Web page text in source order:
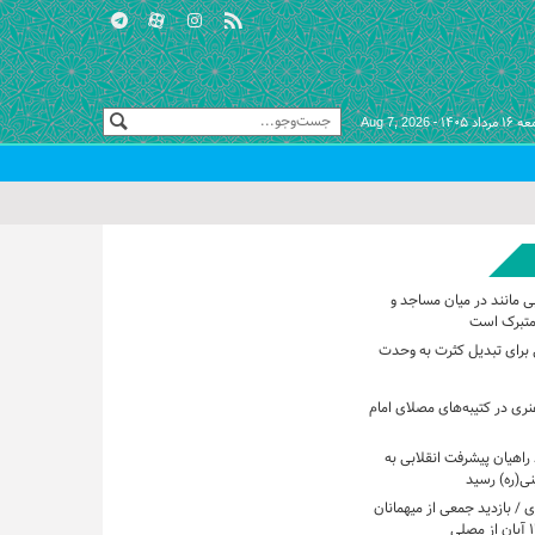
۱۴۰۵ - Aug 7, 2026
مانند در میان مساجد و
است
تبدیل کثرت به وحدت
در کتیبه‌های مصلای امام
پیشرفت انقلابی به
رسید
/ بازدید جمعی از میهمانان